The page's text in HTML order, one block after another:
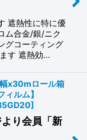
遮熱性に特に優
ム合金/銀/ニク
グコーティング
す 遮熱効…
x30mロール箱
ルム】
]
り会員「新